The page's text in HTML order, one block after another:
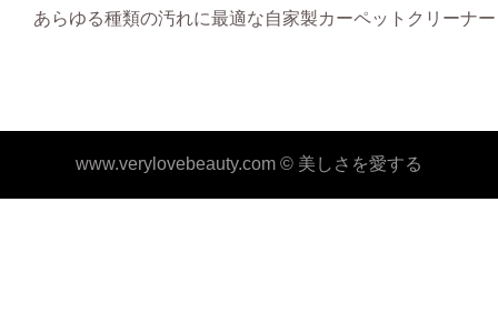
あらゆる種類の汚れに最適な自家製カーペットクリーナー
www.verylovebeauty.com © 美しさを愛する